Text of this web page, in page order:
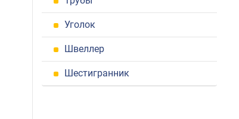
Уголок
Швеллер
Шестигранник